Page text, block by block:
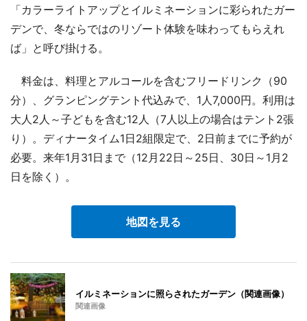
「カラーライトアップとイルミネーションに彩られたガー
デンで、冬ならではのリゾート体験を味わってもらえれ
ば」と呼び掛ける。
料金は、料理とアルコールを含むフリードリンク（90
分）、グランピングテント代込みで、1人7,000円。利用は
大人2人～子どもを含む12人（7人以上の場合はテント2張
り）。ディナータイム1日2組限定で、2日前までに予約が
必要。来年1月31日まで（12月22日～25日、30日～1月2
日を除く）。
地図を見る
イルミネーションに照らされたガーデン（関連画像）
関連画像